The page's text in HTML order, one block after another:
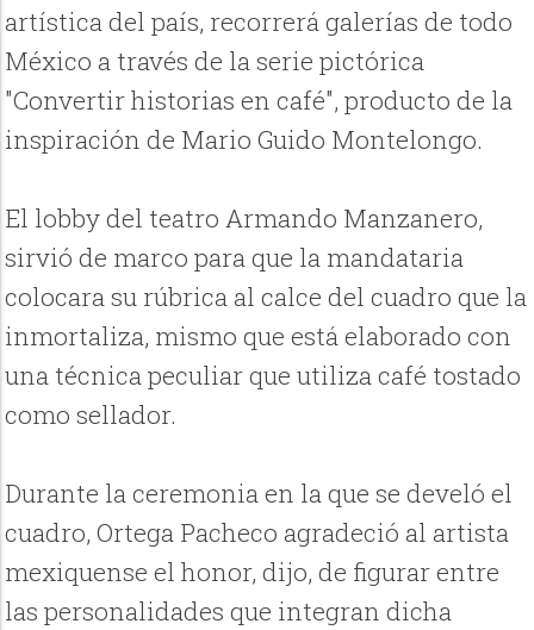
artística del país, recorrerá galerías de todo
México a través de la serie pictórica
"Convertir historias en café", producto de la
inspiración de Mario Guido Montelongo.
El lobby del teatro Armando Manzanero,
sirvió de marco para que la mandataria
colocara su rúbrica al calce del cuadro que la
inmortaliza, mismo que está elaborado con
una técnica peculiar que utiliza café tostado
como sellador.
Durante la ceremonia en la que se develó el
cuadro, Ortega Pacheco agradeció al artista
mexiquense el honor, dijo, de figurar entre
las personalidades que integran dicha